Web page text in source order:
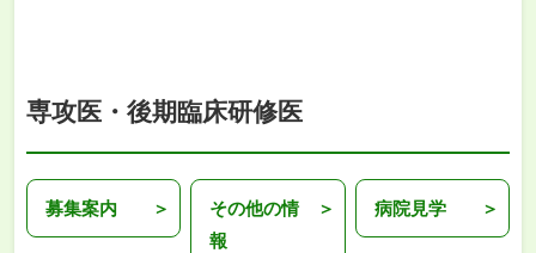
専攻医・後期臨床研修医
募集案内
その他の情
報
病院見学